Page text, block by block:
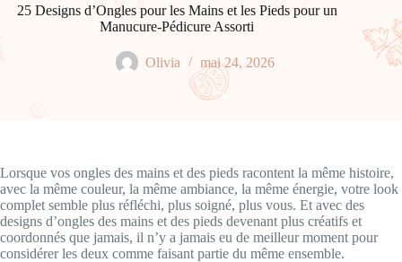
25 Designs d’Ongles pour les Mains et les Pieds pour un
Manucure-Pédicure Assorti
Olivia mai 24, 2026
Lorsque vos ongles des mains et des pieds racontent la même histoire,
avec la même couleur, la même ambiance, la même énergie, votre look
complet semble plus réfléchi, plus soigné, plus vous. Et avec des
designs d’ongles des mains et des pieds devenant plus créatifs et
coordonnés que jamais, il n’y a jamais eu de meilleur moment pour
considérer les deux comme faisant partie du même ensemble.